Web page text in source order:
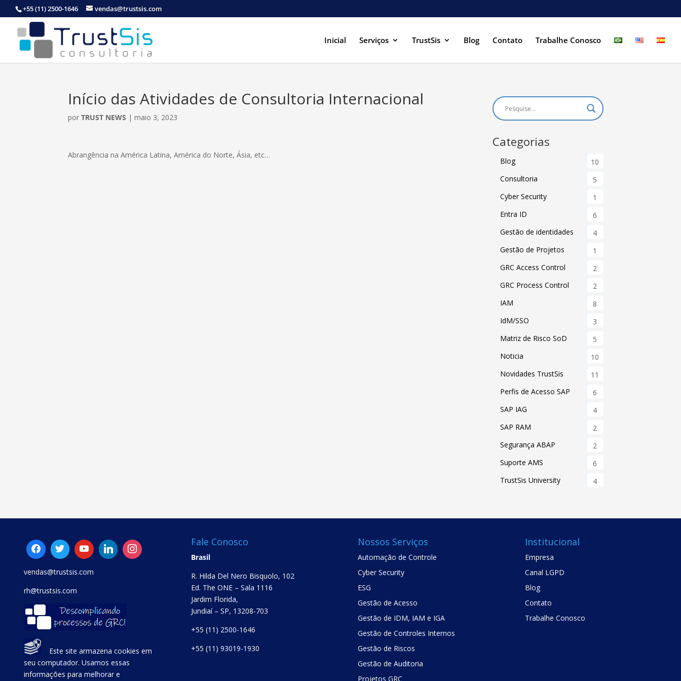
+55 (11) 2500-1646 vendas@trustsis.com
Inicial Serviços TrustSis Blog Contato Trabalhe Conosco
Início das Atividades de Consultoria Internacional
porTRUST NEWS |maio 3, 2023
Abrangência na América Latina, América do Norte, Ásia, etc…
Categorias
Blog
10
Consultoria
5
Cyber Security
1
Entra ID
6
Gestão de identidades
4
Gestão de Projetos
1
GRC Access Control
2
GRC Process Control
2
IAM
8
IdM/SSO
3
Matriz de Risco SoD
5
Noticia
10
Novidades TrustSis
11
Perfis de Acesso SAP
6
SAP IAG
4
SAP RAM
2
Segurança ABAP
2
Suporte AMS
6
TrustSis University
4
vendas@trustsis.com
rh@trustsis.com
Este site armazena cookies em
seu computador. Usamos essas
informações para melhorar e
Fale Conosco
Brasil
R. Hilda Del Nero Bisquolo, 102
Ed. The ONE – Sala 1116
Jardim Florida,
Jundiaí – SP, 13208-703
+55 (11) 2500-1646
+55 (11) 93019-1930
Nossos Serviços
Automação de Controle
Cyber Security
ESG
Gestão de Acesso
Gestão de IDM, IAM e IGA
Gestão de Controles Internos
Gestão de Riscos
Gestão de Auditoria
Projetos GRC
Institucional
Empresa
Canal LGPD
Blog
Contato
Trabalhe Conosco